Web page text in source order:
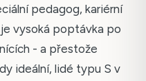
pedagog, kariérní
vysoká poptávka po
- a přestože
ideální, lidé typu S v